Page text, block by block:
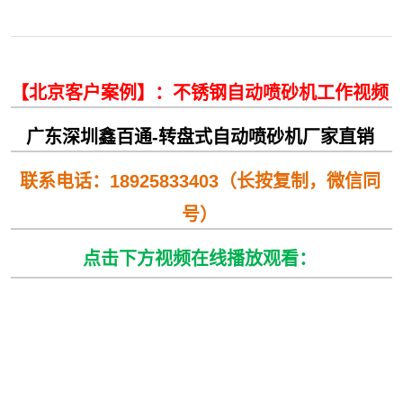
【北京客户案例】：不锈钢自动喷砂机工作视频
广东深圳鑫百通-转盘式自动喷砂机厂家直销
联系电话：18925833403（长按复制，微信同
号）
点击下方视频在线播放观看：